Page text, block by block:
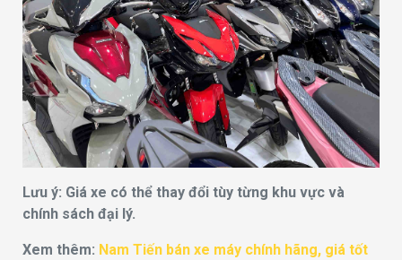
Lưu ý: Giá xe có thể thay đổi tùy từng khu vực và
chính sách đại lý.
Xem thêm: Nam Tiến bán xe máy chính hãng, giá tốt